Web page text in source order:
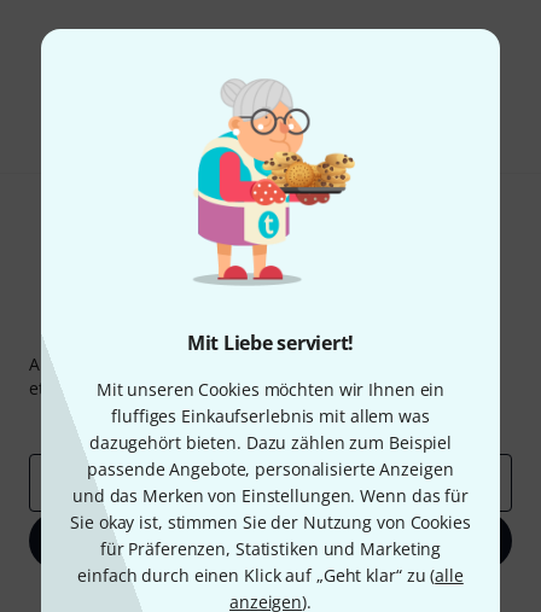
Mit Liebe serviert!
Mit unseren Cookies möchten wir Ihnen ein
fluffiges Einkaufserlebnis mit allem was
dazugehört bieten. Dazu zählen zum Beispiel
passende Angebote, personalisierte Anzeigen
und das Merken von Einstellungen. Wenn das für
Sie okay ist, stimmen Sie der Nutzung von Cookies
für Präferenzen, Statistiken und Marketing
einfach durch einen Klick auf „Geht klar“ zu (alle
anzeigen).
Hilfe & Feedback
Thomann Newsletter
Abonniere den Thomann Newsletter und gewinne mit
etwas Glück einen von50 Gutscheinenüber jeweils
Inspirierende Beiträge
Deals Thomann Insights
E-Mail-Adresse*
Jetzt anmelden
Mit Klick auf „Jetzt anmelden“ stimmen Sie dem Erhalt von E-Mail-